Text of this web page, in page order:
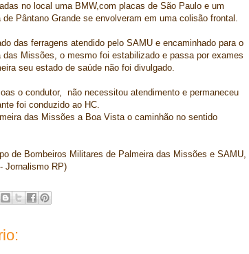
no local uma BMW,com placas de São Paulo e um
Pântano Grande se envolveram em uma colisão frontal.
das ferragens atendido pelo SAMU e encaminhado para o
das Missões, o mesmo foi estabilizado e passa por exames
seu estado de saúde não foi divulgado.
o condutor, não necessitou atendimento e permaneceu
foi conduzido ao HC.
das Missões a Boa Vista o caminhão no sentido
de Bombeiros Militares de Palmeira das Missões e SAMU,
Jornalismo RP)